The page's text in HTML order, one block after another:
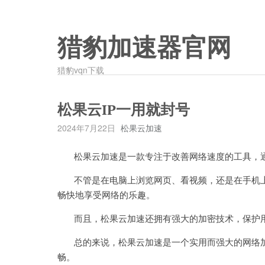
猎豹加速器官网
猎豹vqn下载
松果云IP一用就封号
2024年7月22日 松果云加速
松果云加速是一款专注于改善网络速度的工具，
不管是在电脑上浏览网页、看视频，还是在手机
畅快地享受网络的乐趣。
而且，松果云加速还拥有强大的加密技术，保护
总的来说，松果云加速是一个实用而强大的网络
畅。